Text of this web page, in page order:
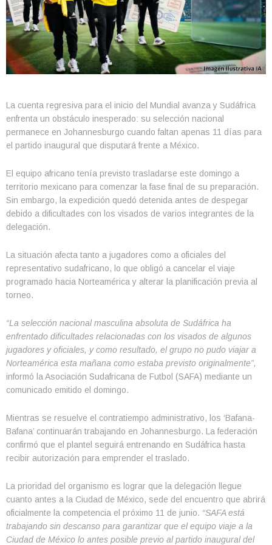
La cuenta regresiva para el inicio del Mundial avanza y Sudáfrica
enfrenta un obstáculo inesperado: su selección nacional
permanece en Johannesburgo cuando faltan apenas 11 días para
el partido inaugural que disputará frente a México.
El equipo africano tenía previsto trasladarse este domingo a
territorio mexicano para comenzar la fase final de su preparación.
Sin embargo, la expedición quedó detenida antes de despegar
debido a dificultades con los visados de varios integrantes de la
delegación.
La situación afecta tanto a jugadores como a oficiales del
representativo sudafricano, lo que obligó a cancelar el viaje
programado hacia Norteamérica y alterar la planificación previa al
torneo.
“La selección nacional masculina absoluta de Sudáfrica ha
enfrentado dificultades relacionadas con los visados de algunos
jugadores y oficiales, y como resultado, el grupo no pudo viajar a
Norteamérica esta mañana como estaba previsto originalmente”,
informó la Asociación Sudafricana de Futbol (SAFA) mediante un
comunicado emitido el domingo.
Mientras se resuelve el contratiempo administrativo, los ‘Bafana-
Bafana’ continuarán trabajando en Johannesburgo. La federación
confirmó que el plantel seguirá entrenando en Sudáfrica hasta
recibir autorización para emprender el traslado.
La prioridad del organismo es lograr que la delegación llegue
cuanto antes a la Ciudad de México, sede del encuentro que abrirá
oficialmente la competencia el próximo 11 de junio. “SAFA está
trabajando sin descanso para garantizar que el equipo viaje a la
Ciudad de México lo antes posible previo al partido inaugural del